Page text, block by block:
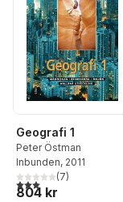
Geografi 1
Peter Östman
Inbunden, 2011
3,0utav 5 stjärnor.
(7)
804 kr